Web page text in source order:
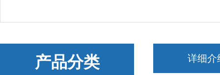
产品分类 详细介